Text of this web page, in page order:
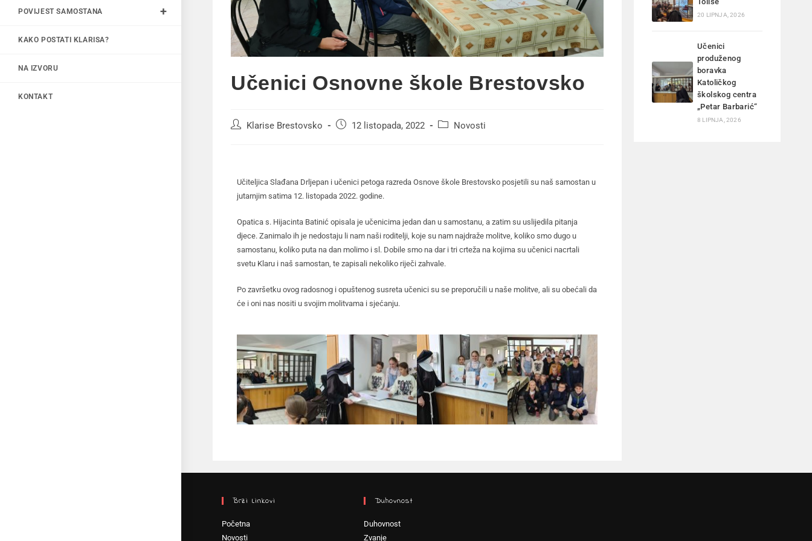
POVIJEST SAMOSTANA
KAKO POSTATI KLARISA?
NA IZVORU
KONTAKT
Učenici Osnovne škole Brestovsko
Klarise Brestovsko 12 listopada, 2022 Novosti
Učiteljica Slađana Drljepan i učenici petoga razreda Osnove škole Brestovsko posjetili su naš samostan u
jutarnjim satima 12. listopada 2022. godine.
Opatica s. Hijacinta Batinić opisala je učenicima jedan dan u samostanu, a zatim su uslijedila pitanja
djece. Zanimalo ih je nedostaju li nam naši roditelji, koje su nam najdraže molitve, koliko smo dugo u
samostanu, koliko puta na dan molimo i sl. Dobile smo na dar i tri crteža na kojima su učenici nacrtali
svetu Klaru i naš samostan, te zapisali nekoliko riječi zahvale.
Po završetku ovog radosnog i opuštenog susreta učenici su se preporučili u naše molitve, ali su obećali da
će i oni nas nositi u svojim molitvama i sjećanju.
20 LIPNJA, 2026
Učenici
produženog
boravka
Katoličkog
školskog centra
„Petar Barbarić“
8 LIPNJA, 2026
Brzi Linkovi
Početna
Novosti
Duhovnost
Duhovnost
Zvanje